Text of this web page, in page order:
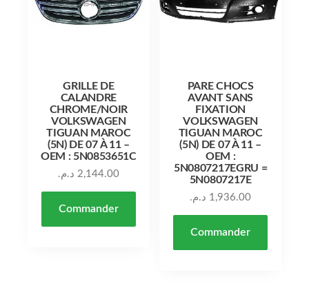
GRILLE DE
CALANDRE
CHROME/NOIR
VOLKSWAGEN
TIGUAN MAROC
(5N) DE 07 À 11 –
OEM : 5N0853651C
2,144.00 د.م.
Commander
PARE CHOCS
AVANT SANS
FIXATION
VOLKSWAGEN
TIGUAN MAROC
(5N) DE 07 À 11 –
OEM :
5N0807217EGRU =
5N0807217E
1,936.00 د.م.
Commander